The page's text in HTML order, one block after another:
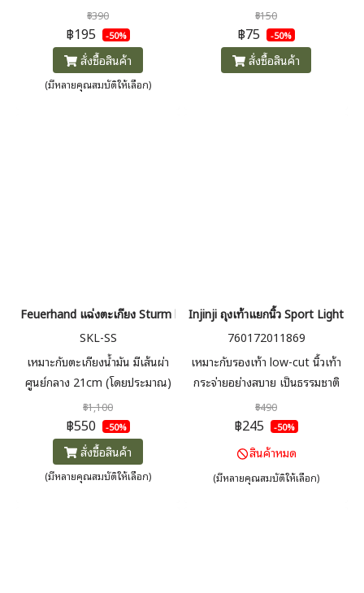
ของใคร วัสดุหนังวัวฟอกฝาด
เหมาะสำหรับถ้วยเซียร่าที่มีด้ามจับ
กว้างไม่เกิน 2.5cm
฿390
฿195 -50%
สั่งซื้อสินค้า
(มีหลายคุณสมบัติให้เลือก)
ช่วยให้ซอสเข้าถึงเนื้อได้ทั่วถึง
฿150
฿75 -50%
สั่งซื้อสินค้า
Feuerhand แฉ่งตะเกียง Sturm kappe รุ่น Type 1 สำหรับใส่กับตะเกียง
SKL-SS
เหมาะกับตะเกียงน้ำมัน มีเส้นผ่า
ศูนย์กลาง 21cm (โดยประมาณ)
Made in Germany ช่วยปกป้อง
ตะเกียงน้ำมันจากสภาพอากาศ ฝน
หิมะ ใบไม้ และขี้นก
฿1,100
฿550 -50%
สั่งซื้อสินค้า
(มีหลายคุณสมบัติให้เลือก)
Injinji ถุงเท้าแยกนิ้ว Sport
760172011869
เหมาะกับรองเท้า low-cut นิ้วเท้า
กระจ่ายอย่างสบาย เป็นธรรมชาติ
ป้องกันการเสียดสี รัดแน่นแถบซิลิ
โคนที่ส้นด้านใน ช่วยให้ไม่ลื่นหลุด
ใส่ได้ตลอดทั้งวัน
฿490
฿245 -50%
สินค้าหมด
(มีหลายคุณสมบัติให้เลือก)